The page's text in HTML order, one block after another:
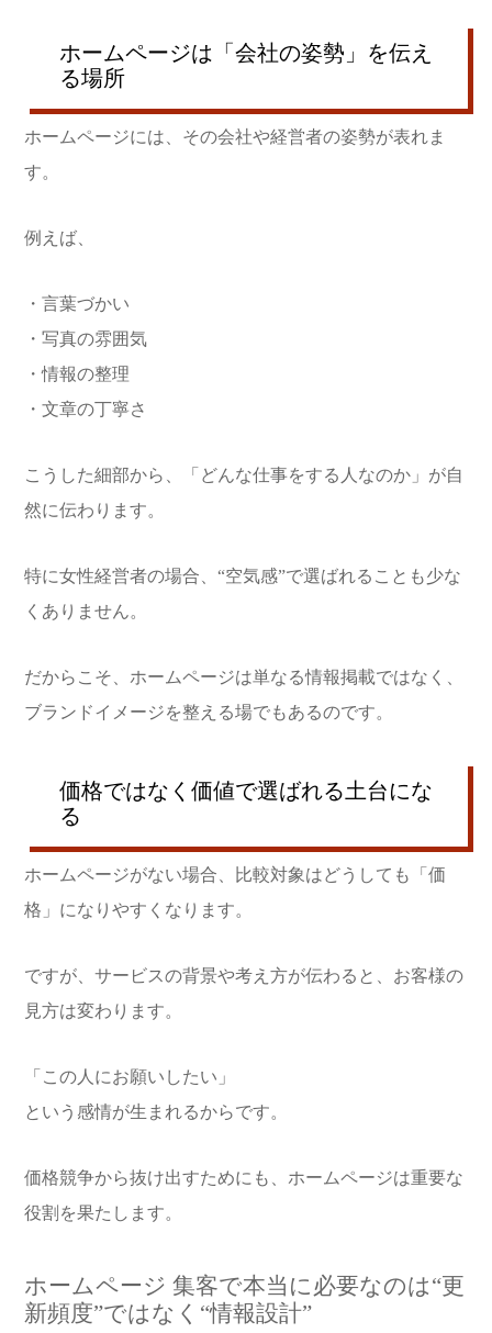
ホームページは「会社の姿勢」を伝え
る場所
ホームページには、その会社や経営者の姿勢が表れま
す。
例えば、
・言葉づかい
・写真の雰囲気
・情報の整理
・文章の丁寧さ
こうした細部から、「どんな仕事をする人なのか」が自
然に伝わります。
特に女性経営者の場合、“空気感”で選ばれることも少な
くありません。
だからこそ、ホームページは単なる情報掲載ではなく、
ブランドイメージを整える場でもあるのです。
価格ではなく価値で選ばれる土台にな
る
ホームページがない場合、比較対象はどうしても「価
格」になりやすくなります。
ですが、サービスの背景や考え方が伝わると、お客様の
見方は変わります。
「この人にお願いしたい」
という感情が生まれるからです。
価格競争から抜け出すためにも、ホームページは重要な
役割を果たします。
ホームページ 集客で本当に必要なのは“更
新頻度”ではなく“情報設計”